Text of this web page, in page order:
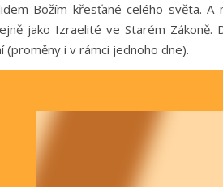
Božím křesťané celého světa.
jako Izraelité ve Starém Zákoně.
(proměny i v rámci jednoho dne).